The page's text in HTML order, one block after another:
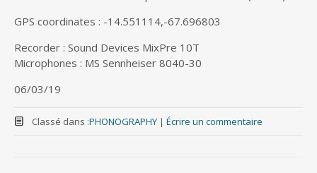
GPS coordinates : -14.551114,-67.696803
Recorder : Sound Devices MixPre 10T
Microphones : MS Sennheiser 8040-30
06/03/19
Classé dans :PHONOGRAPHY | Écrire un commentaire